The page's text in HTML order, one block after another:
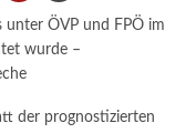
unter ÖVP und FPÖ im
wurde –
der prognostizierten